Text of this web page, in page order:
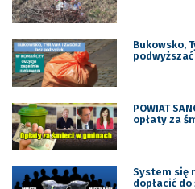
Bukowsko,
POWIAT
opłaty za
System się
dopłacić do